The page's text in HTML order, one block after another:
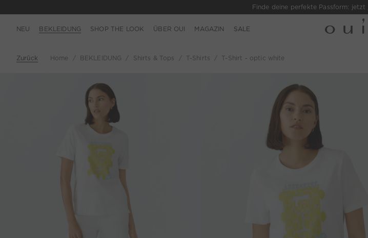
Finde deine perfekte Passform: jetzt
NEU BEKLEIDUNG SHOP THE LOOK ÜBER OUI MAGAZIN SALE
Zurück Home BEKLEIDUNG Shirts & Tops T-Shirts T-Shirt - optic white